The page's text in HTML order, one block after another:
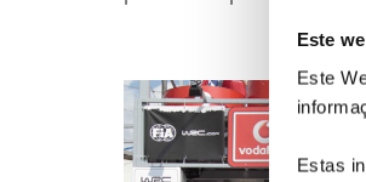
Este
Este
Estas